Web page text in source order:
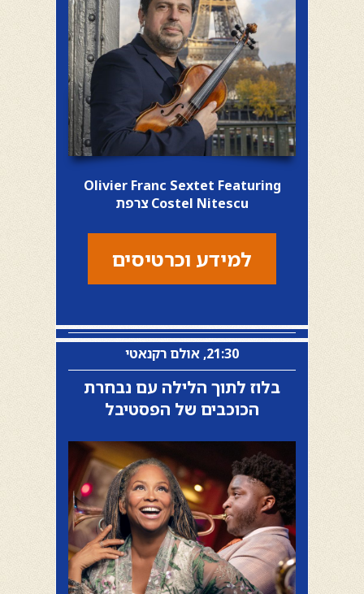
Olivier Franc Sextet Featuring
Costel Nitescu צרפת
למידע וכרטיסים
21:30, אולם רקנאטי
בלוז לתוך הלילה עם נבחרת
הכוכבים של הפסטיבל